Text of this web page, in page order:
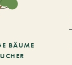
BÄUME